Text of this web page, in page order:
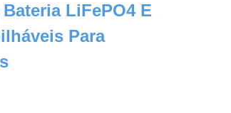
LiFePO4 E
Para